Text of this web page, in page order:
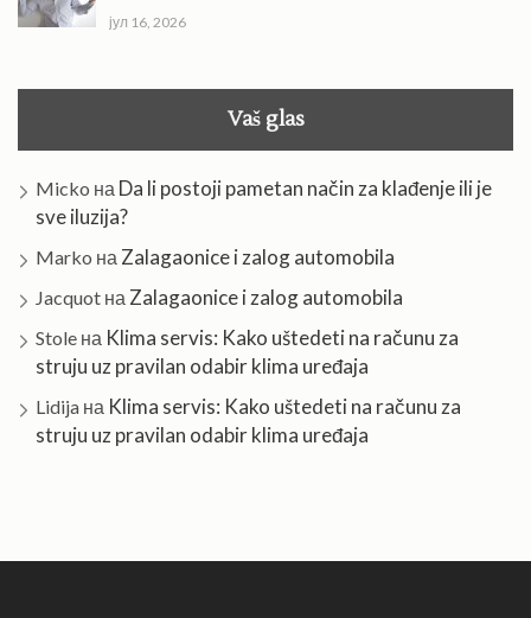
јул 16, 2026
Vaš glas
Micko на Da li postoji pametan način za klađenje ili je
sve iluzija?
Marko на Zalagaonice i zalog automobila
Jacquot на Zalagaonice i zalog automobila
Stole на Klima servis: Kako uštedeti na računu za
struju uz pravilan odabir klima uređaja
Lidija на Klima servis: Kako uštedeti na računu za
struju uz pravilan odabir klima uređaja